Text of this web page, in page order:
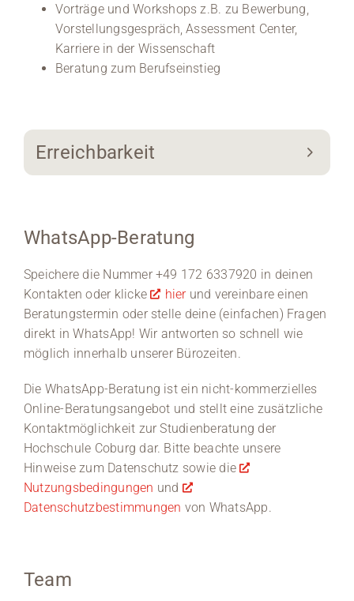
Vorträge und Workshops z.B. zu Bewerbung,
Vorstellungsgespräch, Assessment Center,
Karriere in der Wissenschaft
Beratung zum Berufseinstieg
Erreichbarkeit
WhatsApp-Beratung
Speichere die Nummer +49 172 6337920 in deinen
Kontakten oder klicke
hierund vereinbare einen
Beratungstermin oder stelle deine (einfachen) Fragen
direkt in WhatsApp! Wir antworten so schnell wie
möglich innerhalb unserer Bürozeiten.
Die WhatsApp-Beratung ist ein nicht-kommerzielles
Online-Beratungsangebot und stellt eine zusätzliche
Kontaktmöglichkeit zur Studienberatung der
Hochschule Coburg dar. Bitte beachte unsere
Hinweise zum Datenschutz sowie die
Nutzungsbedingungen und
Datenschutzbestimmungen von WhatsApp.
Team